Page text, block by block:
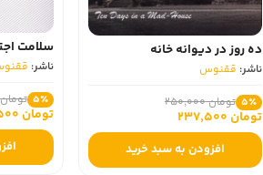
ده روز در دیوانه خانه
ناشر: ققنوس
5٪ تومان 250,000
تومان 237,500
افزودن به سبد خرید
سلامت
ناشر:
5٪ تومان
تومان 522,500